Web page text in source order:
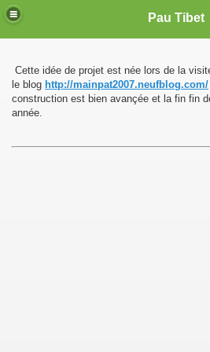
Pau Tibet
Cette idée de projet est née lors de la
le blog http://mainpat2007.neufblog.com/
construction est bien avançée et la fin fin
année.